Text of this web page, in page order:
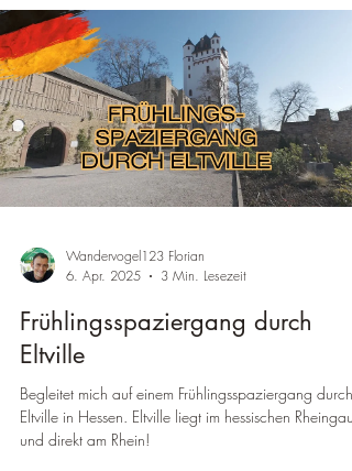
Wandervogel123 Florian
6. Apr. 2025
3 Min. Lesezeit
Frühlingsspaziergang durch
Eltville
Begleitet mich auf einem Frühlingsspaziergang durch
Eltville in Hessen. Eltville liegt im hessischen Rheingau
und direkt am Rhein!